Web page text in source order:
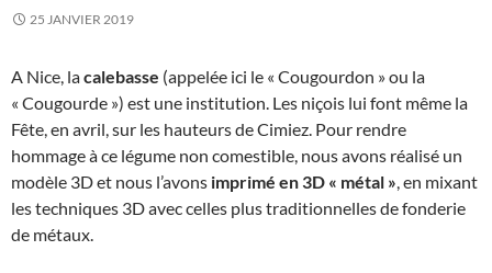
25 JANVIER 2019
A Nice, lacalebasse (appelée ici le « Cougourdon » ou la
« Cougourde ») est une institution. Les niçois lui font même la
Fête, en avril, sur les hauteurs de Cimiez. Pour rendre
hommage à ce légume non comestible, nous avons réalisé un
modèle 3D et nous l’avons imprimé en 3D « métal », en mixant
les techniques 3D avec celles plus traditionnelles de fonderie
de métaux.